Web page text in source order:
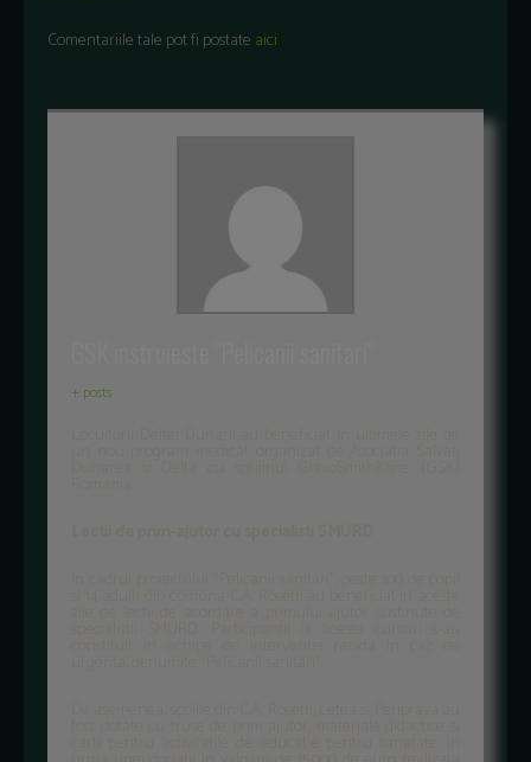
Comentariile tale pot fi postate aici
+ posts